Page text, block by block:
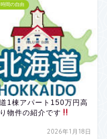
間の自由
1棟アパート150万円高
物件の紹介です
2026年1月18日